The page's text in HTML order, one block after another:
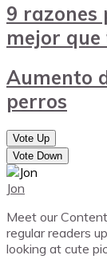
9 razones
mejor
Aumento
perros
Vote Up
Vote Down
Jon
Meet our
regular readers
looking at cute